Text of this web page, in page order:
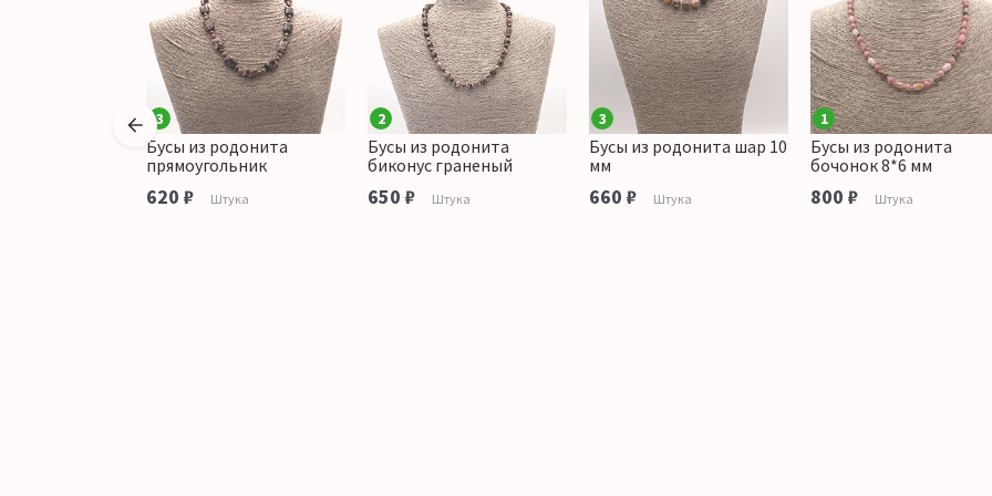
3
Бусы из родонита
прямоугольник
620 ₽ Штука
2
Бусы из родонита
биконус граненый
650 ₽ Штука
3
Бусы из родонита шар 10
мм
660 ₽ Штука
1
Бусы из родонита
бочонок 8*6 мм
800 ₽ Штука